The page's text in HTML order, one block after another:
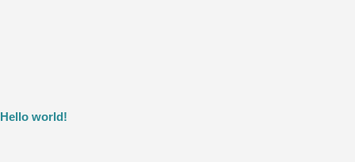
Hello world!